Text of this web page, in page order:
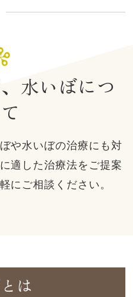
水いぼにつ
や水いぼの治療にも対
適した治療法をご提案
にご相談ください。
は